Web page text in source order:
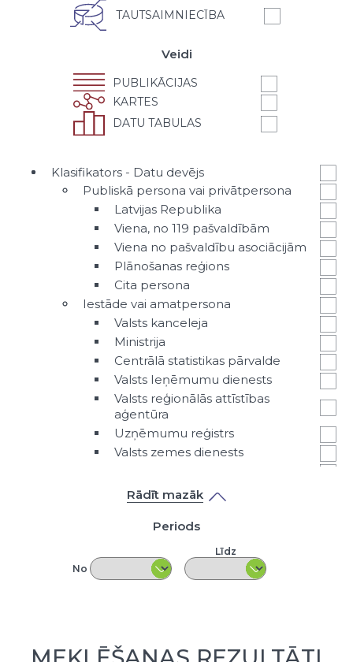
TAUTSAIMNIECĪBA
Veidi
PUBLIKĀCIJAS
KARTES
DATU TABULAS
Klasifikators - Datu devējs
Publiskā persona vai privātpersona
Latvijas Republika
Viena, no 119 pašvaldībām
Viena no pašvaldību asociācijām
Plānošanas reģions
Cita persona
Iestāde vai amatpersona
Valsts kanceleja
Ministrija
Centrālā statistikas pārvalde
Valsts Ieņēmumu dienests
Valsts reģionālās attīstības
aģentūra
Uzņēmumu reģistrs
Valsts zemes dienests
Cita valsts iestāde vai amatpersona
Klasifikators - Datu veids
Indikatoru tabula
Nestrukturēts pieredzes apraksts
Prezentācija
Rādīt mazāk
Periods
No
Līdz